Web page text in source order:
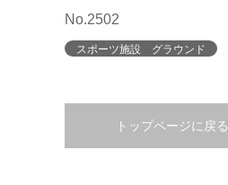
No.2502
スポーツ施設 グラウンド
トップページに戻る